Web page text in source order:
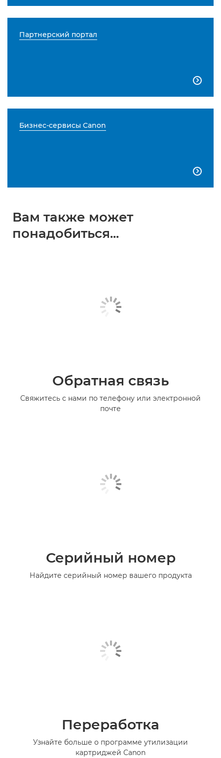
Партнерский портал

Бизнес-сервисы Canon

Вам также может
понадобиться...
Обратная связь
Свяжитесь с нами по телефону или электронной
почте
Серийный номер
Найдите серийный номер вашего продукта
Переработка
Узнайте больше о программе утилизации
картриджей Canon